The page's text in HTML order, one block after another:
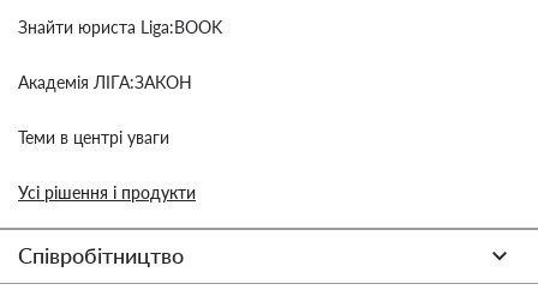
Знайти юриста Liga:BOOK
Академія ЛІГА:ЗАКОН
Теми в центрі уваги
Усі рішення і продукти
Співробітництво